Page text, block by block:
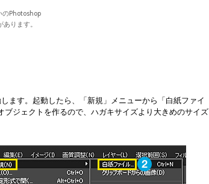
Photoshop
ります。
ます。起動したら、「新規」メニューから「白紙ファイ
ブジェクトを作るので、ハガキサイズより大きめのサイズ